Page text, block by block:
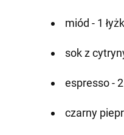
miód - 1
sok z
espresso - 2
czarny